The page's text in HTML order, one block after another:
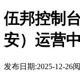
伍邦控制
安）运营
发布日期:2025-12-26